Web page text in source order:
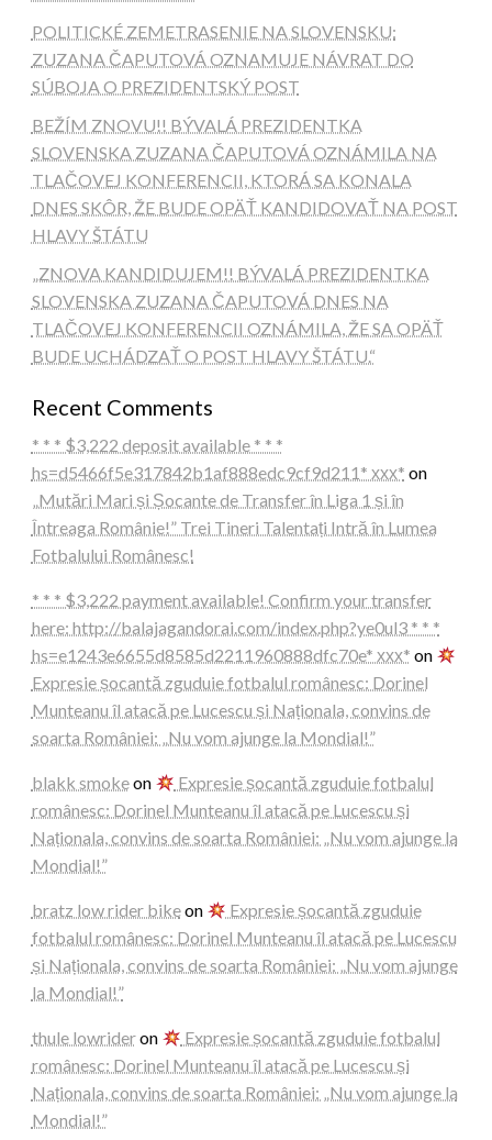
POLITICKÉ ZEMETRASENIE NA SLOVENSKU:
ZUZANA ČAPUTOVÁ OZNAMUJE NÁVRAT DO
SÚBOJA O PREZIDENTSKÝ POST
BEŽÍM ZNOVU!! BÝVALÁ PREZIDENTKA
SLOVENSKA ZUZANA ČAPUTOVÁ OZNÁMILA NA
TLAČOVEJ KONFERENCII, KTORÁ SA KONALA
DNES SKÔR, ŽE BUDE OPÄŤ KANDIDOVAŤ NA POST
HLAVY ŠTÁTU
„ZNOVA KANDIDUJEM!! BÝVALÁ PREZIDENTKA
SLOVENSKA ZUZANA ČAPUTOVÁ DNES NA
TLAČOVEJ KONFERENCII OZNÁMILA, ŽE SA OPÄŤ
BUDE UCHÁDZAŤ O POST HLAVY ŠTÁTU.“
Recent Comments
* * * $3,222 deposit available * * *
hs=d5466f5e317842b1af888edc9cf9d211* ххх* on
„Mutări Mari și Șocante de Transfer în Liga 1 și în
Întreaga Românie!” Trei Tineri Talentați Intră în Lumea
Fotbalului Românesc!
* * * $3,222 payment available! Confirm your transfer
here: http://balajagandorai.com/index.php?ye0ul3 * * *
hs=e1243e6655d8585d2211960888dfc70e* ххх* on
Expresie șocantă zguduie fotbalul românesc: Dorinel
Munteanu îl atacă pe Lucescu și Naționala, convins de
soarta României: „Nu vom ajunge la Mondial!”
blakk smokeon
Expresie șocantă zguduie fotbalul
românesc: Dorinel Munteanu îl atacă pe Lucescu și
Naționala, convins de soarta României: „Nu vom ajunge la
Mondial!”
bratz low rider bikeon
Expresie șocantă zguduie
fotbalul românesc: Dorinel Munteanu îl atacă pe Lucescu
și Naționala, convins de soarta României: „Nu vom ajunge
la Mondial!”
thule lowrideron
Expresie șocantă zguduie fotbalul
românesc: Dorinel Munteanu îl atacă pe Lucescu și
Naționala, convins de soarta României: „Nu vom ajunge la
Mondial!”